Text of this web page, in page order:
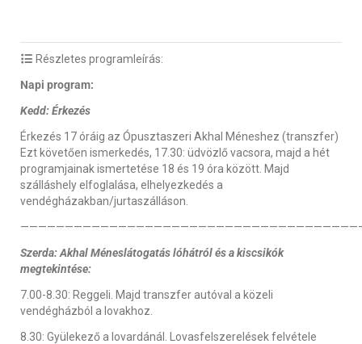
Részletes programleírás:
Napi program:
Kedd: Érkezés
Érkezés 17 óráig az Ópusztaszeri Akhal Méneshez (transzfer)
Ezt követően ismerkedés, 17.30: üdvözlő vacsora, majd a hét
programjainak ismertetése 18 és 19 óra között. Majd
szálláshely elfoglalása, elhelyezkedés a
vendégházakban/jurtaszálláson.
Szerda: Akhal Méneslátogatás lóhátról és a kiscsikók
megtekintése:
7.00-8.30: Reggeli. Majd transzfer autóval a közeli
vendégházból a lovakhoz.
8.30: Gyülekező a lovardánál. Lovasfelszerelések felvétele